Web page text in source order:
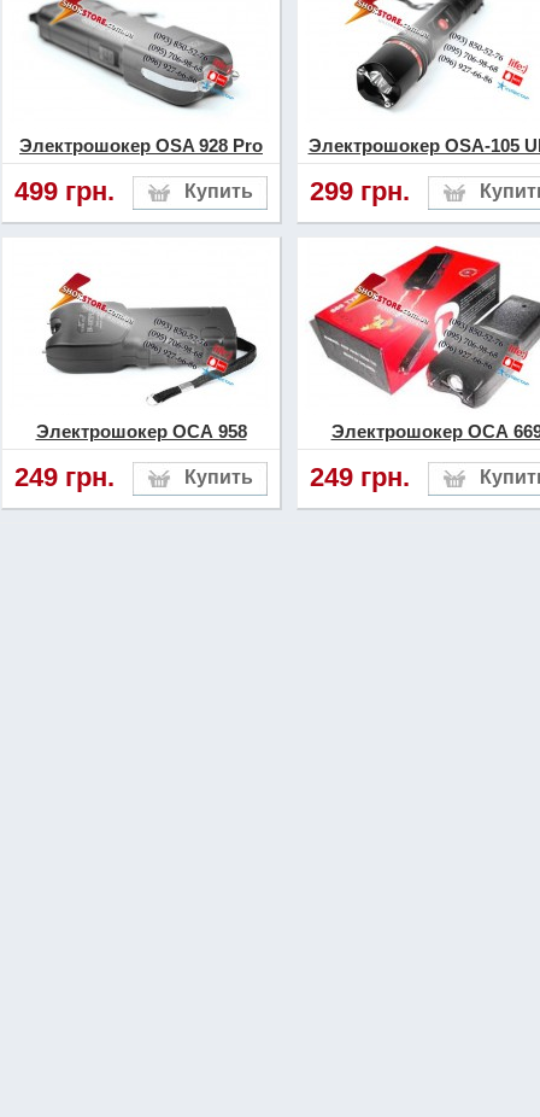
дизайна и мощностных
данной модели.
Если Вы любите высокое
надежность, то выбор в
электрошокера класса
верное решение.
Электрошокер OSA 928 Pro
499 грн.
Электрошокер OSA-105
299 грн.
Электрошокер ОСА 958
249 грн.
Электрошокер ОСА
249 грн.